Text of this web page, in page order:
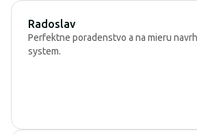
Radoslav
Perfektne poradenstvo a na mieru
system.